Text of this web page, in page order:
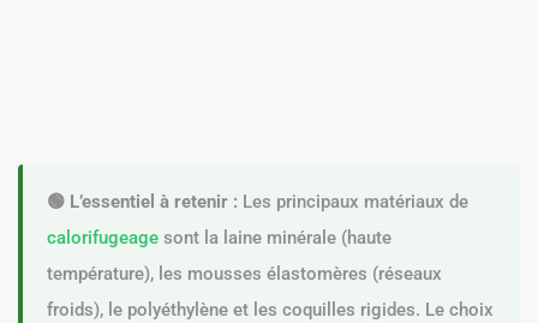
🟢 L’essentiel à retenir : Les principaux matériaux de
calorifugeage sont la laine minérale (haute
température), les mousses élastomères (réseaux
froids), le polyéthylène et les coquilles rigides. Le choix